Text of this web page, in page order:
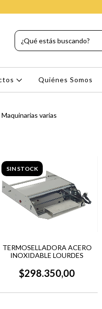
Quiénes Somos
Maquinarias varias
SIN STOCK
TERMOSELLADORA ACERO
INOXIDABLE LOURDES
$298.350,00